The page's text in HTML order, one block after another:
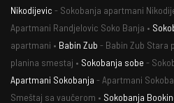
Nikodijevic - Sokobanja apartmani
Apartmani Randjelovic Soko Banja •
apartmani • Babin Zub - Babin Zub Stara
planina smestaj • Sokobanja sobe -
Apartmani Sokobanja - Apartmani
Smeštaj sa vaučerom • Sokobanja